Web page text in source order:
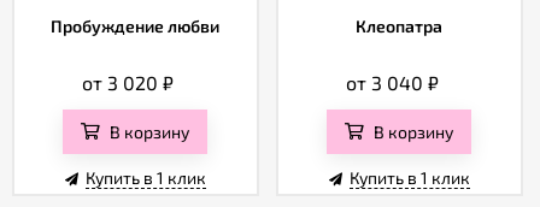
Пробуждение любви
от 3 020₽
В корзину
Купить в 1 клик
Клеопатра
от 3 040 ₽
В корзину
Купить в 1 клик